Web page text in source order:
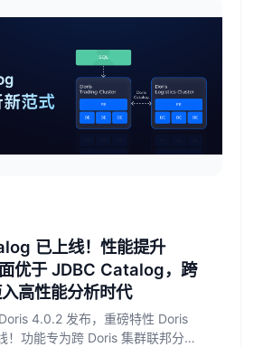
已上线！性能提升
优于 JDBC Catalog，跨
高性能分析时代
！功能专为跨 Doris 集群联邦分析